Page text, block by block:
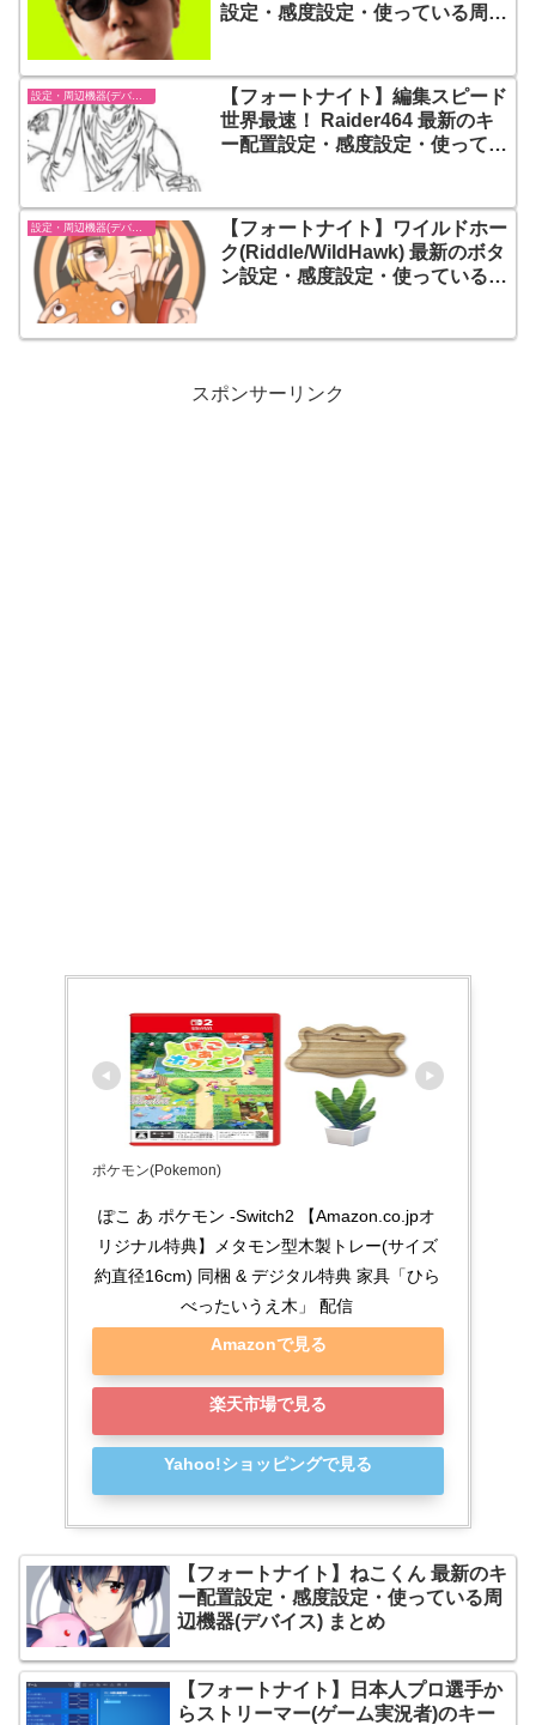
設定・感度設定・使っている周辺
設定・周辺機器(デバイス)-フォートナイト【fortnite】
【フォートナイト】編集スピード
世界最速！ Raider464 最新のキ
ー配置設定・感度設定・使ってい
【フォートナイト】ワイルドホー
ク(Riddle/WildHawk) 最新のボタ
ン設定・感度設定・使っている周
スポンサーリンク
ポケモン(Pokemon)
ぽこ あ ポケモン -Switch2 【Amazon.co.jpオ
リジナル特典】メタモン型木製トレー(サイズ
約直径16cm) 同梱 & デジタル特典 家具「ひら
べったいうえ木」 配信
Amazonで見る
楽天市場で見る
Yahoo!ショッピングで見る
【フォートナイト】ねこくん 最新のキ
ー配置設定・感度設定・使っている周
辺機器(デバイス) まとめ
【フォートナイト】日本人プロ選手か
らストリーマー(ゲーム実況者)のキー